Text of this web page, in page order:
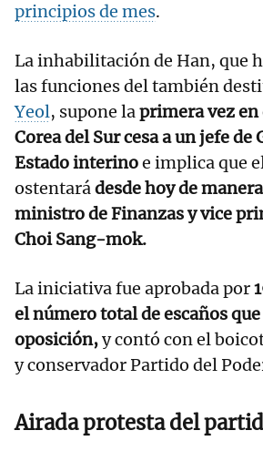
principios de mes.
La inhabilitación de Han, que
las funciones del también
Yeol, supone laprimera vez en
Corea del Sur cesa a un jefe de
Estado interinoe implica que
ostentarádesde hoy de
ministro de Finanzas y vice
Choi Sang-mok.
La iniciativa fue aprobada por
el número total de escaños
oposición,y contó con el
y conservador Partido del
Airada protesta del